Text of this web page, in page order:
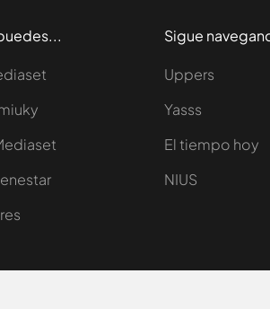
Sigue
Uppers
Yasss
El tiempo hoy
NIUS